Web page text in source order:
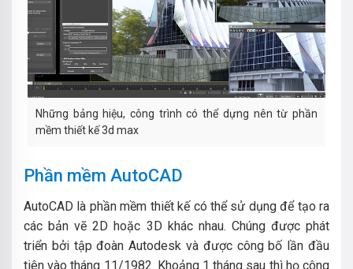
Những bảng hiệu, công trình có thể dựng nên từ phần
mềm thiết kế 3d max
Phần mềm AutoCAD
AutoCAD là phần mềm thiết kế có thể sử dụng để tạo ra
các bản vẽ 2D hoặc 3D khác nhau. Chúng được phát
triển bởi tập đoàn Autodesk và được công bố lần đầu
tiên vào tháng 11/1982. Khoảng 1 tháng sau thì họ công